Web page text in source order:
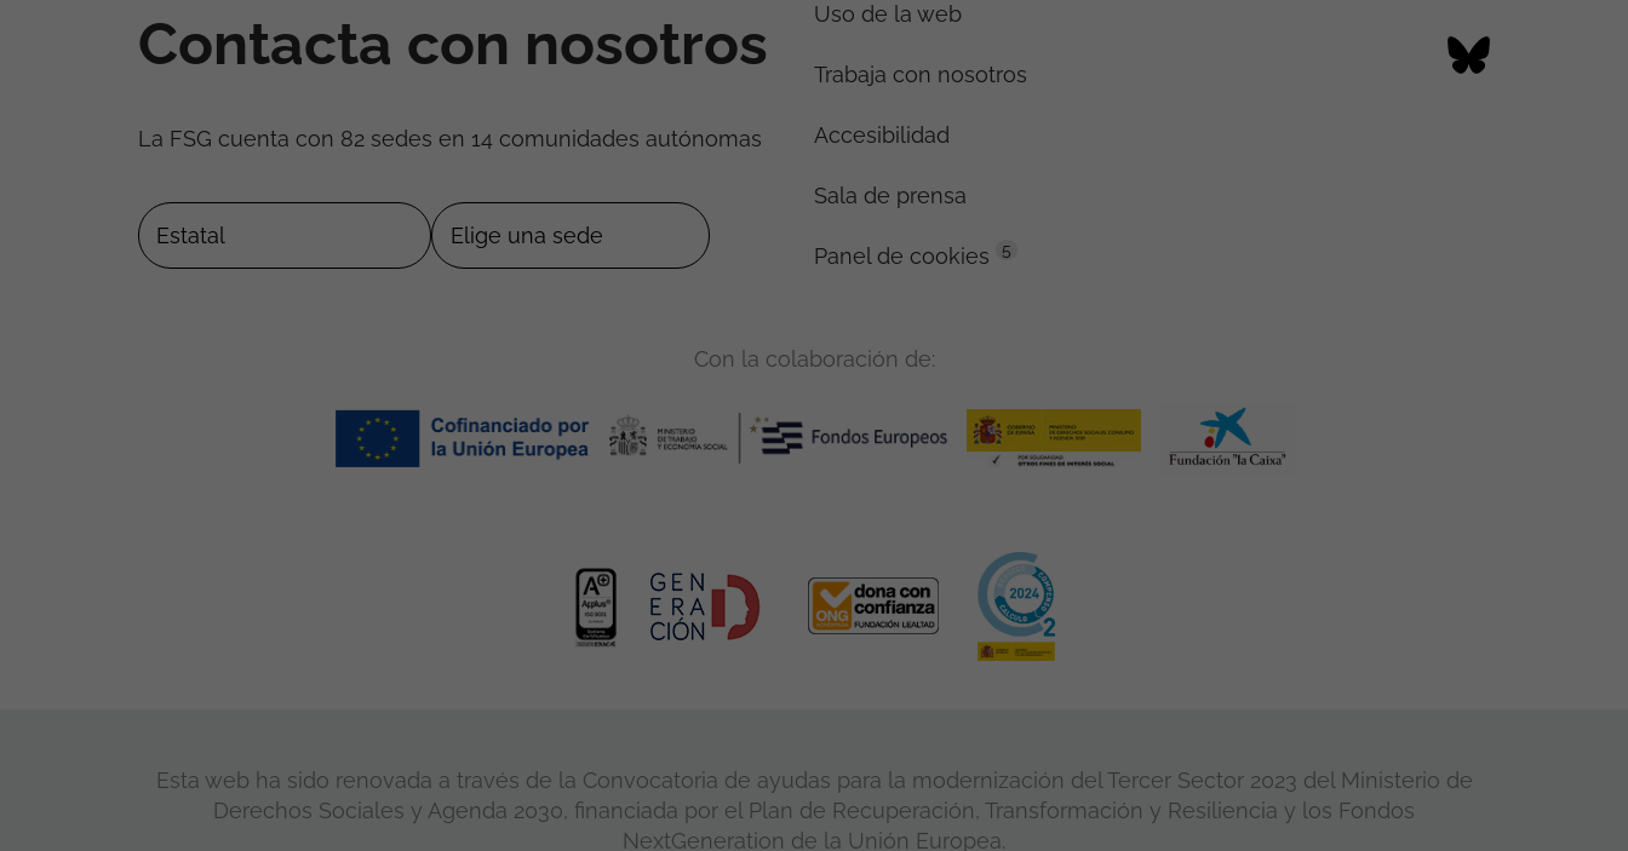
Contacta con nosotros
La FSG cuenta con 82 sedes en 14 comunidades autónomas
Uso de la web
Trabaja con nosotros
Accesibilidad
Sala de prensa
Panel de cookies 5
Con la colaboración de:
Esta web ha sido renovada a través de la Convocatoria de ayudas para la modernización del Tercer Sector 2023 del Ministerio de
Derechos Sociales y Agenda 2030, financiada por el Plan de Recuperación, Transformación y Resiliencia y los Fondos
NextGeneration de la Unión Europea.